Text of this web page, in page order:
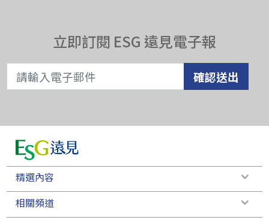
立即訂閱 ESG 遠見電子報
確認送出
精選內容
相關頻道